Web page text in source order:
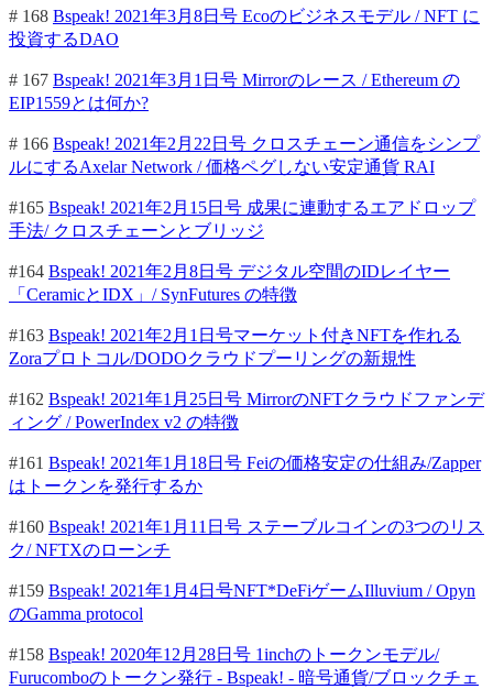
# 168 Bspeak! 2021年3月8日号 Ecoのビジネスモデル / NFT に
投資するDAO
# 167 Bspeak! 2021年3月1日号 Mirrorのレース / Ethereum の
EIP1559とは何か?
# 166 Bspeak! 2021年2月22日号 クロスチェーン通信をシンプ
ルにするAxelar Network / 価格ペグしない安定通貨 RAI
#165 Bspeak! 2021年2月15日号 成果に連動するエアドロップ
手法/ クロスチェーンとブリッジ
#164 Bspeak! 2021年2月8日号 デジタル空間のIDレイヤー
「CeramicとIDX」/ SynFutures の特徴
#163 Bspeak! 2021年2月1日号マーケット付きNFTを作れる
Zoraプロトコル/DODOクラウドプーリングの新規性
#162 Bspeak! 2021年1月25日号 MirrorのNFTクラウドファンデ
ィング / PowerIndex v2 の特徴
#161 Bspeak! 2021年1月18日号 Feiの価格安定の仕組み/Zapper
はトークンを発行するか
#160 Bspeak! 2021年1月11日号 ステーブルコインの3つのリス
ク/ NFTXのローンチ
#159 Bspeak! 2021年1月4日号NFT*DeFiゲームIlluvium / Opyn
のGamma protocol
#158 Bspeak! 2020年12月28日号 1inchのトークンモデル/
Furucomboのトークン発行 - Bspeak! - 暗号通貨/ブロックチェ